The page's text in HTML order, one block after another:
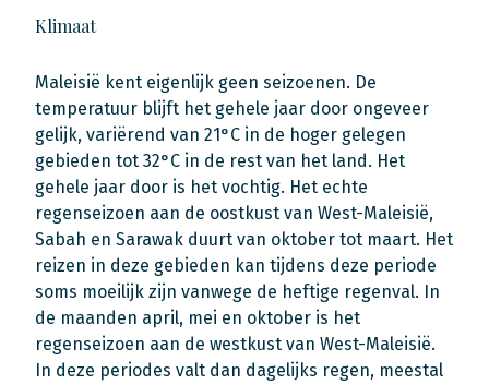
Klimaat
Maleisië kent eigenlijk geen seizoenen. De
temperatuur blijft het gehele jaar door ongeveer
gelijk, variërend van 21°C in de hoger gelegen
gebieden tot 32°C in de rest van het land. Het
gehele jaar door is het vochtig. Het echte
regenseizoen aan de oostkust van West-Maleisië,
Sabah en Sarawak duurt van oktober tot maart. Het
reizen in deze gebieden kan tijdens deze periode
soms moeilijk zijn vanwege de heftige regenval. In
de maanden april, mei en oktober is het
regenseizoen aan de westkust van West-Maleisië.
In deze periodes valt dan dagelijks regen, meestal